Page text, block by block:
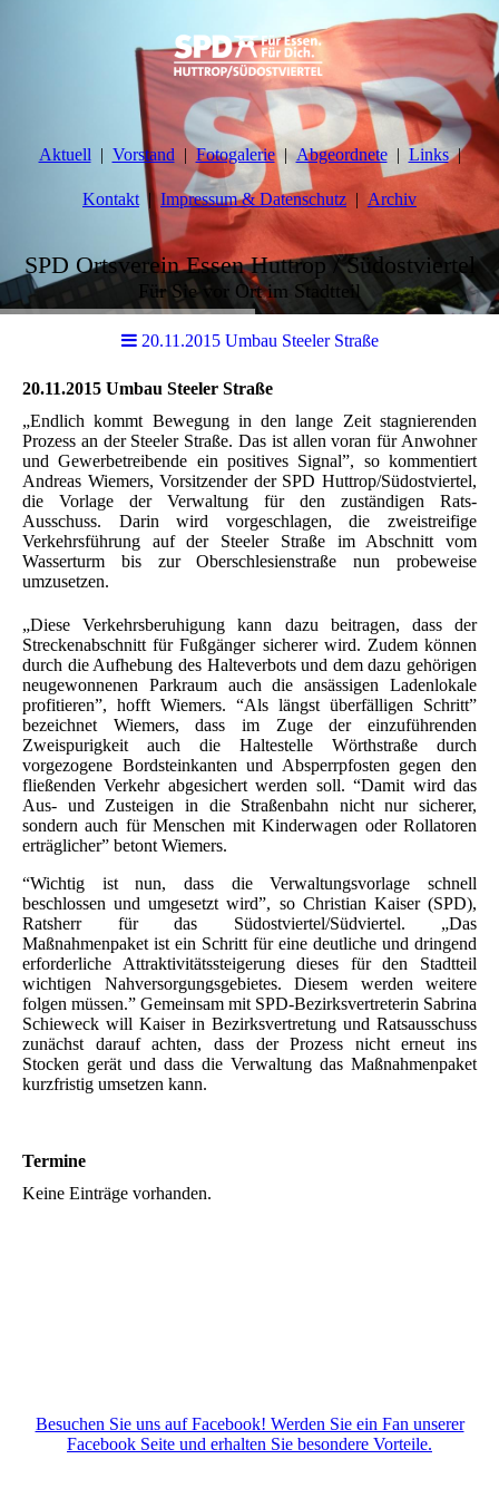
Aktuell Vorstand Fotogalerie Abgeordnete Links
Kontakt Impressum & Datenschutz Archiv
SPD Ortsverein Essen Huttrop / Südostviertel
Für Sie vor Ort im Stadtteil
20.11.2015 Umbau Steeler Straße
20.11.2015 Umbau Steeler Straße
„Endlich kommt Bewegung in den lange Zeit stagnierenden
Prozess an der Steeler Straße. Das ist allen voran für Anwohner
und Gewerbetreibende ein positives Signal”, so kommentiert
Andreas Wiemers, Vorsitzender der SPD Huttrop/Südostviertel,
die Vorlage der Verwaltung für den zuständigen Rats-
Ausschuss. Darin wird vorgeschlagen, die zweistreifige
Verkehrsführung auf der Steeler Straße im Abschnitt vom
Wasserturm bis zur Oberschlesienstraße nun probeweise
umzusetzen.
„Diese Verkehrsberuhigung kann dazu beitragen, dass der
Streckenabschnitt für Fußgänger sicherer wird. Zudem können
durch die Aufhebung des Halteverbots und dem dazu gehörigen
neugewonnenen Parkraum auch die ansässigen Ladenlokale
profitieren”, hofft Wiemers. “Als längst überfälligen Schritt”
bezeichnet Wiemers, dass im Zuge der einzuführenden
Zweispurigkeit auch die Haltestelle Wörthstraße durch
vorgezogene Bordsteinkanten und Absperrpfosten gegen den
fließenden Verkehr abgesichert werden soll. “Damit wird das
Aus- und Zusteigen in die Straßenbahn nicht nur sicherer,
sondern auch für Menschen mit Kinderwagen oder Rollatoren
erträglicher” betont Wiemers.
“Wichtig ist nun, dass die Verwaltungsvorlage schnell
beschlossen und umgesetzt wird”, so Christian Kaiser (SPD),
Ratsherr für das Südostviertel/Südviertel. „Das
Maßnahmenpaket ist ein Schritt für eine deutliche und dringend
erforderliche Attraktivitätssteigerung dieses für den Stadtteil
wichtigen Nahversorgungsgebietes. Diesem werden weitere
folgen müssen.” Gemeinsam mit SPD-Bezirksvertreterin Sabrina
Schieweck will Kaiser in Bezirksvertretung und Ratsausschuss
zunächst darauf achten, dass der Prozess nicht erneut ins
Stocken gerät und dass die Verwaltung das Maßnahmenpaket
kurzfristig umsetzen kann.
Termine
Keine Einträge vorhanden.
Besuchen Sie uns auf Facebook! Werden Sie ein Fan unserer
Facebook Seite und erhalten Sie besondere Vorteile.